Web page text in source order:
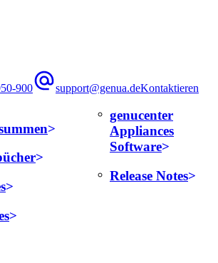
900 support@genua.deKontaktieren
genucenter
Appliances
Software
Release Notes